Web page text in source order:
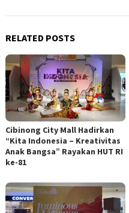
RELATED POSTS
Cibinong City Mall Hadirkan
“Kita Indonesia – Kreativitas
Anak Bangsa” Rayakan HUT RI
ke-81